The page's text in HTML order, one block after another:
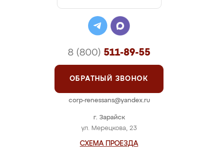
г. Зарайск
ул. Мерецкова, 23
СХЕМА ПРОЕЗДА
8 (800) 511-89-55
ОБРАТНЫЙ ЗВОНОК
corp-renessans@yandex.ru